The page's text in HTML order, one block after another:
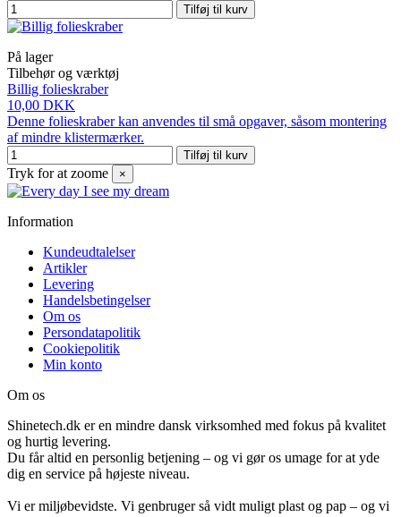
Tilføj til kurv
På lager
Tilbehør og værktøj
Billig folieskraber
10,00 DKK
Denne folieskraber kan anvendes til små opgaver, såsom montering
af mindre klistermærker.
Tilføj til kurv
Tryk for at zoome ×
Information
Kundeudtalelser
Artikler
Levering
Handelsbetingelser
Om os
Persondatapolitik
Cookiepolitik
Min konto
Om os
Shinetech.dk er en mindre dansk virksomhed med fokus på kvalitet
og hurtig levering.
Du får altid en personlig betjening – og vi gør os umage for at yde
dig en service på højeste niveau.
Vi er miljøbevidste. Vi genbruger så vidt muligt plast og pap – og vi